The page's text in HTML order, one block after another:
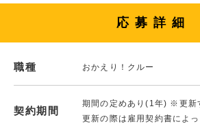
応募詳細
職種 おかえり！クルー
契約期間
期間の定めあり(1年) ※更新
更新の際は雇用契約書によっ